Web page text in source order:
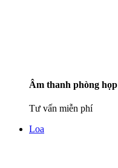
Âm thanh phòng họp
Tư vấn miễn phí
Loa